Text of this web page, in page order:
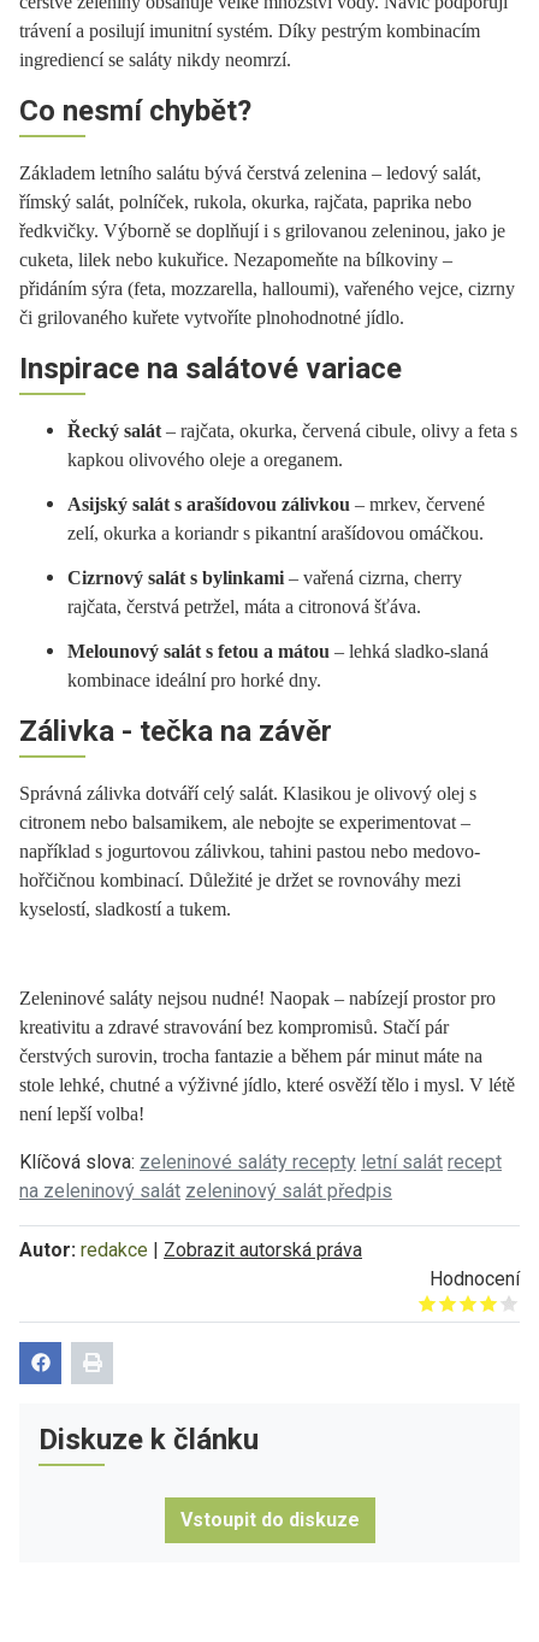
trávení a posilují imunitní systém. Díky pestrým kombinacím
ingrediencí se saláty nikdy neomrzí.
Co nesmí chybět?
Základem letního salátu bývá čerstvá zelenina – ledový salát,
římský salát, polníček, rukola, okurka, rajčata, paprika nebo
ředkvičky. Výborně se doplňují i s grilovanou zeleninou, jako je
cuketa, lilek nebo kukuřice. Nezapomeňte na bílkoviny –
přidáním sýra (feta, mozzarella, halloumi), vařeného vejce, cizrny
či grilovaného kuřete vytvoříte plnohodnotné jídlo.
Inspirace na salátové variace
Řecký salát – rajčata, okurka, červená cibule, olivy a feta s
kapkou olivového oleje a oreganem.
Asijský salát s arašídovou zálivkou – mrkev, červené
zelí, okurka a koriandr s pikantní arašídovou omáčkou.
Cizrnový salát s bylinkami – vařená cizrna, cherry
rajčata, čerstvá petržel, máta a citronová šťáva.
Melounový salát s fetou a mátou – lehká sladko-slaná
kombinace ideální pro horké dny.
Zálivka - tečka na závěr
Správná zálivka dotváří celý salát. Klasikou je olivový olej s
citronem nebo balsamikem, ale nebojte se experimentovat –
například s jogurtovou zálivkou, tahini pastou nebo medovo-
hořčičnou kombinací. Důležité je držet se rovnováhy mezi
kyselostí, sladkostí a tukem.
Zeleninové saláty nejsou nudné! Naopak – nabízejí prostor pro
kreativitu a zdravé stravování bez kompromisů. Stačí pár
čerstvých surovin, trocha fantazie a během pár minut máte na
stole lehké, chutné a výživné jídlo, které osvěží tělo i mysl. V létě
není lepší volba!
Klíčová slova: zeleninové saláty recepty letní salát recept
na zeleninový salát zeleninový salát předpis
Autor: redakce | Zobrazit autorská práva
Hodnocení
Give it 1/5
Give it 2/5
Give it 3/5
Give it 4/5
Give it 5/5
Diskuze k článku
Vstoupit do diskuze